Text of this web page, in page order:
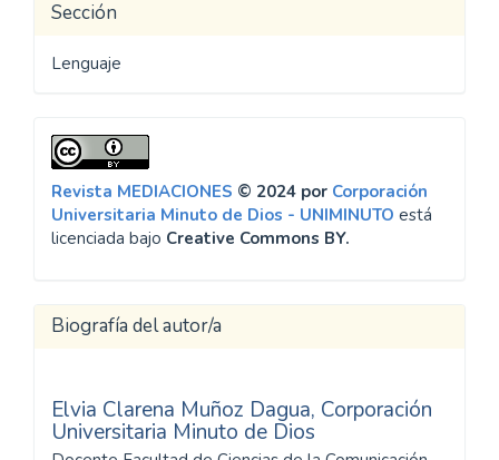
Sección
Lenguaje
Revista MEDIACIONES © 2024 por Corporación
Universitaria Minuto de Dios - UNIMINUTO está
licenciada bajo Creative Commons BY.
Biografía del autor/a
Elvia Clarena Muñoz Dagua, Corporación
Universitaria Minuto de Dios